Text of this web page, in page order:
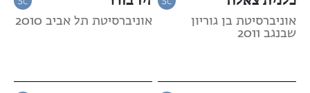
אוניברסיטת בן גוריון
שבנגב 2011
אוניברסיטת תל אביב 2010